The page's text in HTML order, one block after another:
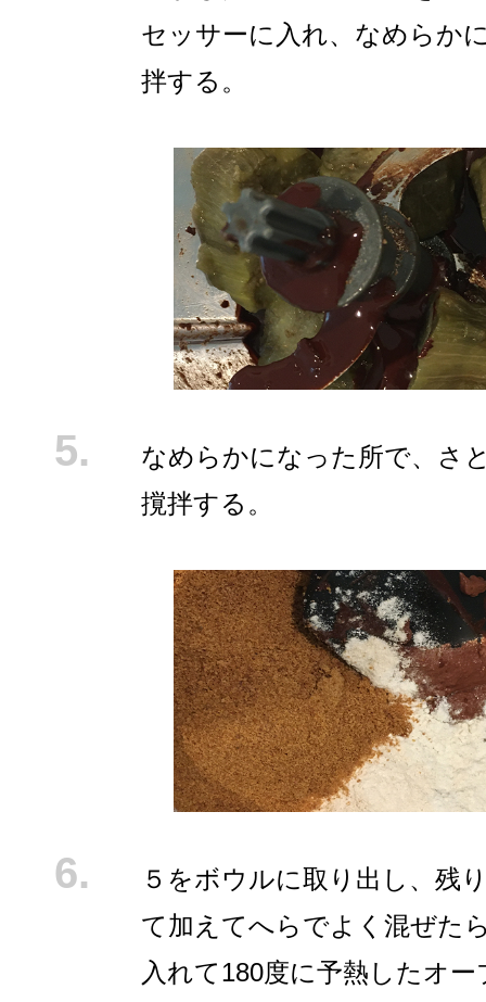
セッサーに入れ、なめらか
拌する。
なめらかになった所で、さ
撹拌する。
５をボウルに取り出し、残
て加えてへらでよく混ぜた
入れて180度に予熱したオ